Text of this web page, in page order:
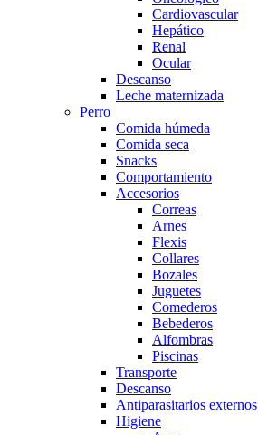
Cardiovascular
Hepático
Renal
Ocular
Descanso
Leche maternizada
Perro
Comida húmeda
Comida seca
Snacks
Comportamiento
Accesorios
Correas
Arnes
Flexis
Collares
Bozales
Juguetes
Comederos
Bebederos
Alfombras
Piscinas
Transporte
Descanso
Antiparasitarios externos
Higiene